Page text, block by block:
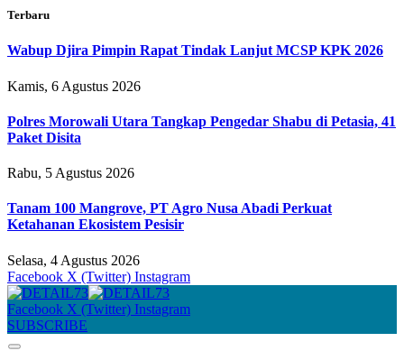
Terbaru
Wabup Djira Pimpin Rapat Tindak Lanjut MCSP KPK 2026
Kamis, 6 Agustus 2026
Polres Morowali Utara Tangkap Pengedar Shabu di Petasia, 41
Paket Disita
Rabu, 5 Agustus 2026
Tanam 100 Mangrove, PT Agro Nusa Abadi Perkuat
Ketahanan Ekosistem Pesisir
Selasa, 4 Agustus 2026
Facebook X (Twitter) Instagram
Facebook X (Twitter) Instagram
SUBSCRIBE